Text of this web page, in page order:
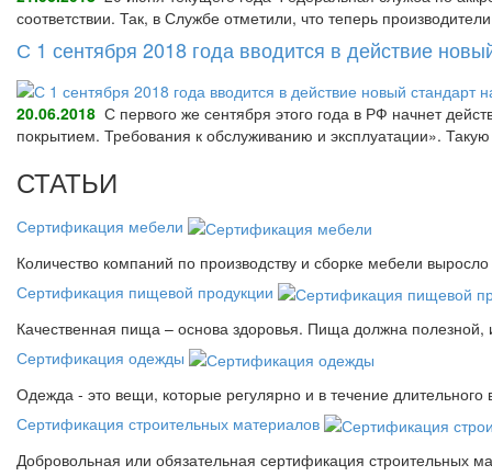
соответствии. Так, в Службе отметили, что теперь
С 1 сентября 2018 года вводится в действие
20.06.2018 С первого же сентября этого года в РФ начнет
покрытием. Требования к обслуживанию и эксплуатации».
СТАТЬИ
Сертификация мебели
Количество компаний по производству и сборке мебели
Сертификация пищевой продукции
Качественная пища – основа здоровья. Пища должна
Сертификация одежды
Одежда - это вещи, которые регулярно и в течение
Сертификация строительных материалов
Добровольная или обязательная сертификация строительных